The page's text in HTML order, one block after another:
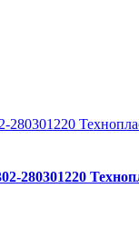
280301220